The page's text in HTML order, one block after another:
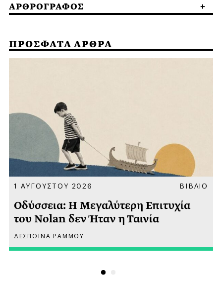
ΑΡΘΡΟΓΡΑΦΟΣ
ΠΡΟΣΦΑΤΑ ΑΡΘΡΑ
1 ΑΥΓΟΥΣΤΟΥ 2026 ΒΙΒΛΙΟ
Οδύσσεια: Η Μεγαλύτερη Επιτυχία
του Nolan δεν Ήταν η Ταινία
ΔΕΣΠΟΙΝΑ ΡΑΜΜΟΥ